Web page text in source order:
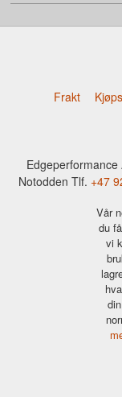
Frakt
Notodden Tlf. +47
Vår
du
vi